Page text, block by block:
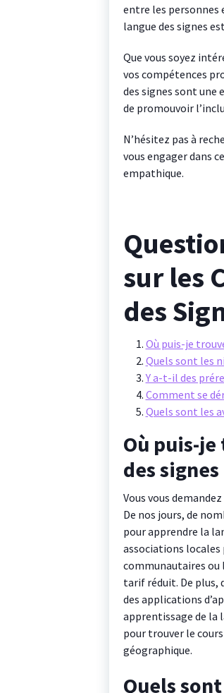
entre les personnes
langue des signes
Que vous soyez
vos compétences
des signes sont une
de promouvoir
N’hésitez pas à
vous engager dans
empathique.
sur les
des
Où puis-je
Quels sont les
Y a-t-il des
Comment se
Quels sont les
Où puis-
des
Vous vous
De nos jours, de
pour apprendre la
associations locales
communautaires ou
tarif réduit. De plus,
des applications
apprentissage de la
pour trouver le
géographique.
Quels